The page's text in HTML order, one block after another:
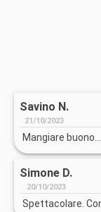
Savino N.
21/10/2023
Mangiare
Simone D.
20/10/2023
Spettacolare.